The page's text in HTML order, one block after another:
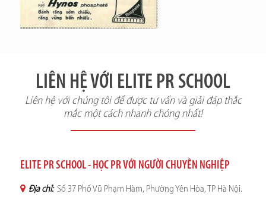
LIÊN HỆ VỚI ELITE PR SCHOOL
Liên hệ với chúng tôi để được tư vấn và giải đáp thắc
mắc một cách nhanh chóng nhất!
ELITE PR SCHOOL - HỌC PR VỚI NGƯỜI CHUYÊN NGHIỆP
Địa chỉ: Số 37 Phố Vũ Phạm Hàm, Phường Yên Hòa, TP Hà Nội.